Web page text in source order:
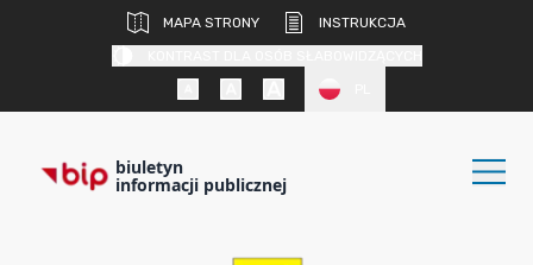
MAPA STRONY
INSTRUKCJA
biuletyn
informacji publicznej